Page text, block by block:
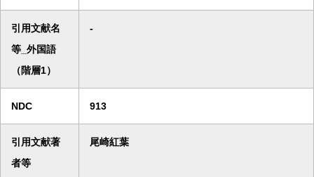
引用文献名
等_外国語
（階層1）
-
NDC 913
引用文献著
者等
尾崎紅葉